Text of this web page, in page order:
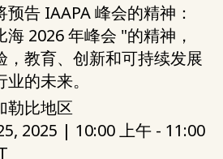
告 IAAPA 峰会的精神：
2026 年峰会 "的精神，
，教育、创新和可持续发展
的未来。
勒比地区
2025 | 10:00 上午 - 11:00